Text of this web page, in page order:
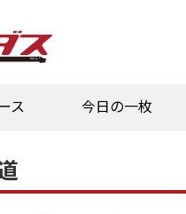
ス 今日の一枚